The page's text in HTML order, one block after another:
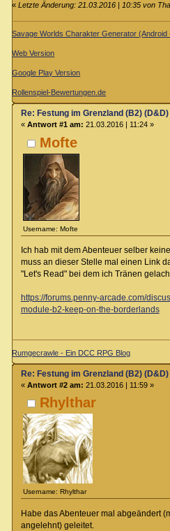
«Letzte Änderung: 21.03.2016 | 10:35 von
Savage Worlds Charakter Generator (Android
Web Version
Google Play Version
Rollenspiel-Bewertungen.de
Mofte
Username: Mofte
Re: Festung im Grenzland (B2)
« Antwort #1 am: 21.03.2016 | 11:24 »
Ich hab mit dem Abenteuer selber
muss an dieser Stelle mal einen Link
"Let's Read" bei dem ich Tränen
https://forums.penny-arcade.com/
module-b2-keep-on-the-borderlands
Rumgecrawle - Ein DCC RPG Blog
Rhylthar
Username: Rhylthar
Re: Festung im Grenzland (B2)
« Antwort #2 am: 21.03.2016 | 11:59 »
Habe das Abenteuer mal abgeändert
angelehnt) geleitet.